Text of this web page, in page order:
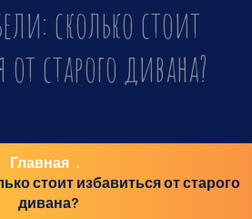
сколько стоит
от старого дивана?
Главная
стоит избавиться от старого
дивана?